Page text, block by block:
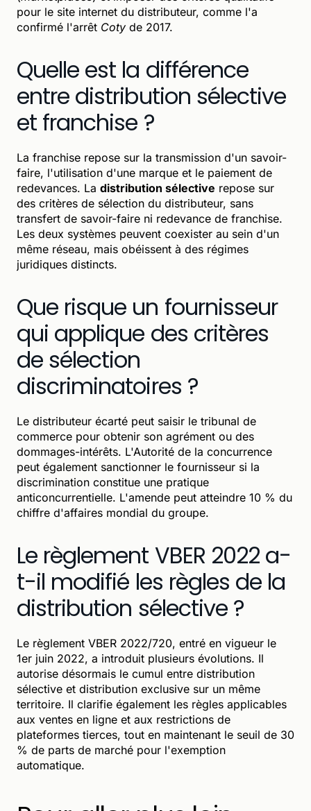
pour le site internet du distributeur, comme l'a
confirmé l'arrêt Coty de 2017.
Quelle est la différence
entre distribution sélective
et franchise ?
La franchise repose sur la transmission d'un savoir-
faire, l'utilisation d'une marque et le paiement de
redevances. La distribution sélective repose sur
des critères de sélection du distributeur, sans
transfert de savoir-faire ni redevance de franchise.
Les deux systèmes peuvent coexister au sein d'un
même réseau, mais obéissent à des régimes
juridiques distincts.
Que risque un fournisseur
qui applique des critères
de sélection
discriminatoires ?
Le distributeur écarté peut saisir le tribunal de
commerce pour obtenir son agrément ou des
dommages-intérêts. L'Autorité de la concurrence
peut également sanctionner le fournisseur si la
discrimination constitue une pratique
anticoncurrentielle. L'amende peut atteindre 10 % du
chiffre d'affaires mondial du groupe.
Le règlement VBER 2022 a-
t-il modifié les règles de la
distribution sélective ?
Le règlement VBER 2022/720, entré en vigueur le
1er juin 2022, a introduit plusieurs évolutions. Il
autorise désormais le cumul entre distribution
sélective et distribution exclusive sur un même
territoire. Il clarifie également les règles applicables
aux ventes en ligne et aux restrictions de
plateformes tierces, tout en maintenant le seuil de 30
% de parts de marché pour l'exemption
automatique.